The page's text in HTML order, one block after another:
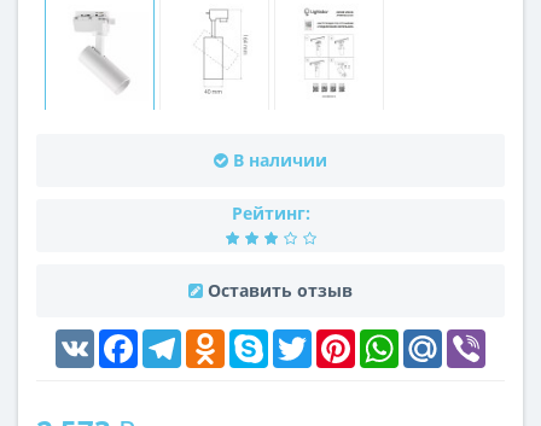
В наличии
Рейтинг:
Оставить отзыв
VK FacebookTelegramOdnoklassniki
Skype Twitter PinterestWhatsAppMail.Ru